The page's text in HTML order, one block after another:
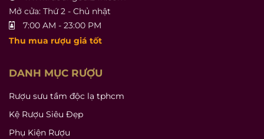
Mở cửa: Thứ 2 - Chủ nhật
7:00 AM - 23:00 PM
Thu mua rượu giá tốt
DANH MỤC RƯỢU
Rượu sưu tầm độc lạ tphcm
Kệ Rượu Siêu Đẹp
Phụ Kiện Rượu